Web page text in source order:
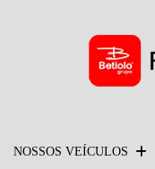
NOSSOS VEÍCULOS